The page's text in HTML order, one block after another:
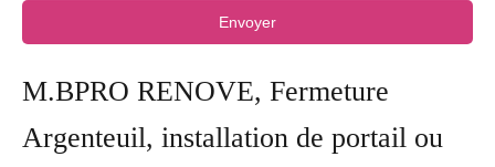
Envoyer
M.BPRO RENOVE, Fermeture
Argenteuil, installation de portail ou